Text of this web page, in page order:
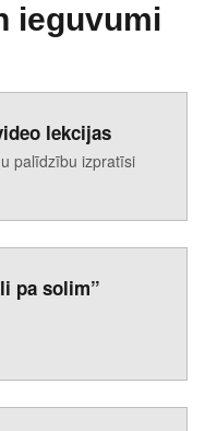
ieguvumi
lekcijas
palīdzību izpratīsi
pa solim”